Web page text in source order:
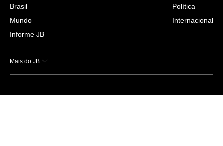
Brasil
Mundo
Informe JB
Política
Internacional
Mais do JB
Esportes